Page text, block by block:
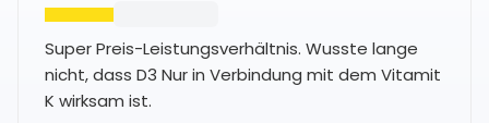
Super Preis-Leistungsverhältnis. Wusste lange
nicht, dass D3 Nur in Verbindung mit dem Vitamit
K wirksam ist.